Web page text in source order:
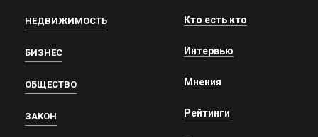
НЕДВИЖИМОСТЬ
БИЗНЕС
ОБЩЕСТВО
ЗАКОН
Кто есть кто
Интервью
Мнения
Рейтинги